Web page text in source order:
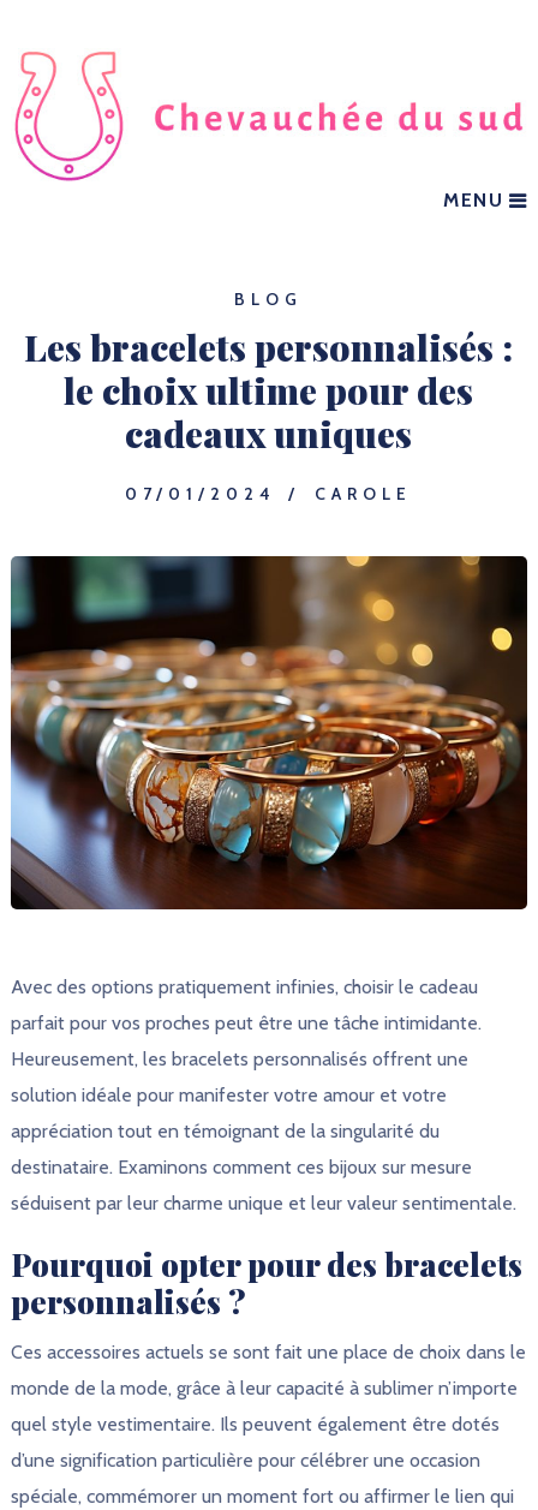
MENU
BLOG
Les bracelets personnalisés :
le choix ultime pour des
cadeaux uniques
07/01/2024 CAROLE
Avec des options pratiquement infinies, choisir le cadeau
parfait pour vos proches peut être une tâche intimidante.
Heureusement, les bracelets personnalisés offrent une
solution idéale pour manifester votre amour et votre
appréciation tout en témoignant de la singularité du
destinataire. Examinons comment ces bijoux sur mesure
séduisent par leur charme unique et leur valeur sentimentale.
Pourquoi opter pour des bracelets
personnalisés ?
Ces accessoires actuels se sont fait une place de choix dans le
monde de la mode, grâce à leur capacité à sublimer n’importe
quel style vestimentaire. Ils peuvent également être dotés
d’une signification particulière pour célébrer une occasion
spéciale, commémorer un moment fort ou affirmer le lien qui